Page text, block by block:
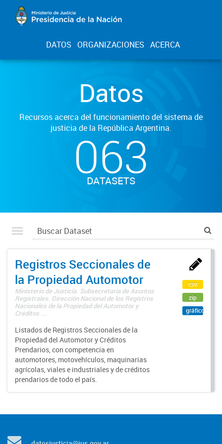
DATOS ORGANIZACIONES ACERCA
Datos
Recursos acerca del funcionamiento del sistema de
justicia de la República Argentina.
063
DATASETS
Registros Seccionales de
la Propiedad Automotor
Ministerio de Justicia. Subsecretaría de Asuntos
Registrales. Dirección Nacional de los Registros
Nacionales de la Propiedad del Automotor y
Créditos ...
Listados de Registros Seccionales de la
Propiedad del Automotor y Créditos
Prendarios, con competencia en
automotores, motovehículos, maquinarias
agrícolas, viales e industriales y de créditos
prendarios de todo el país.
csv
zip
gráfico